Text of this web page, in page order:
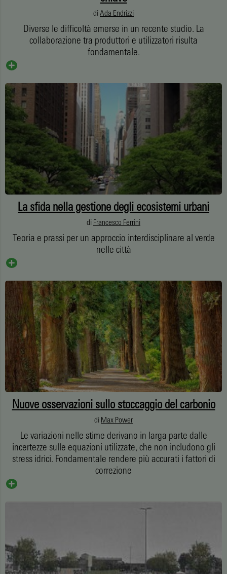
diAda Endrizzi
Diverse le difficoltà emerse in un recente studio. La
collaborazione tra produttori e utilizzatori risulta
fondamentale.
La sfida nella gestione degli ecosistemi urbani
di Francesco Ferrini
Teoria e prassi per un approccio interdisciplinare al verde
nelle città
Nuove osservazioni sullo stoccaggio del carbonio
di Max Power
Le variazioni nelle stime derivano in larga parte dalle
incertezze sulle equazioni utilizzate, che non includono gli
stress idrici. Fondamentale rendere più accurati i fattori di
correzione